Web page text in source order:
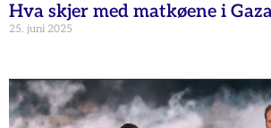
Hva skjer med matkøene i
25. juni 2025